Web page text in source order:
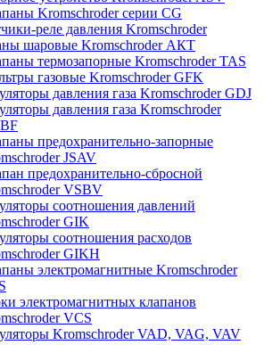
Kromschroder серии CG
реле давления Kromschroder
шаровые Kromschroder АКТ
термозапорные Kromschroder TAS
газовые Kromschroder GFK
давления газа Kromschroder GDJ
давления газа Kromschroder
предохранительно-запорные
JSAV
предохранительно-сбросной
VSBV
соотношения давлений
GIK
соотношения расходов
GIKH
электромагнитные Kromschroder
электромагнитных клапанов
VCS
Kromschroder VAD, VAG, VAV